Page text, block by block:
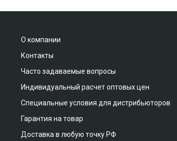
О компании
Контакты
Часто задаваемые вопросы
Индивидуальный расчет оптовых цен
Специальные условия для дистрибьюторов
Гарантия на товар
Доставка в любую точку РФ